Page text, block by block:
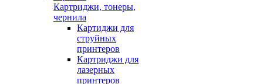
Картриджи, тонеры,
чернила
Картиджи для
струйных
принтеров
Картриджи для
лазерных
принтеров